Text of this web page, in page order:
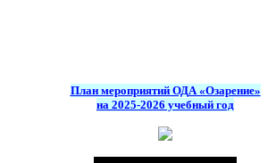
План мероприятий ОДА «Озарение»
на 2025-2026 учебный год